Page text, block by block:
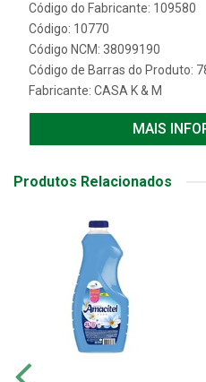
Código do Fabricante: 109580
Código: 10770
Código NCM: 38099190
Código de Barras do Produto:
Fabricante: CASA K & M
MAIS
Produtos Relacionados